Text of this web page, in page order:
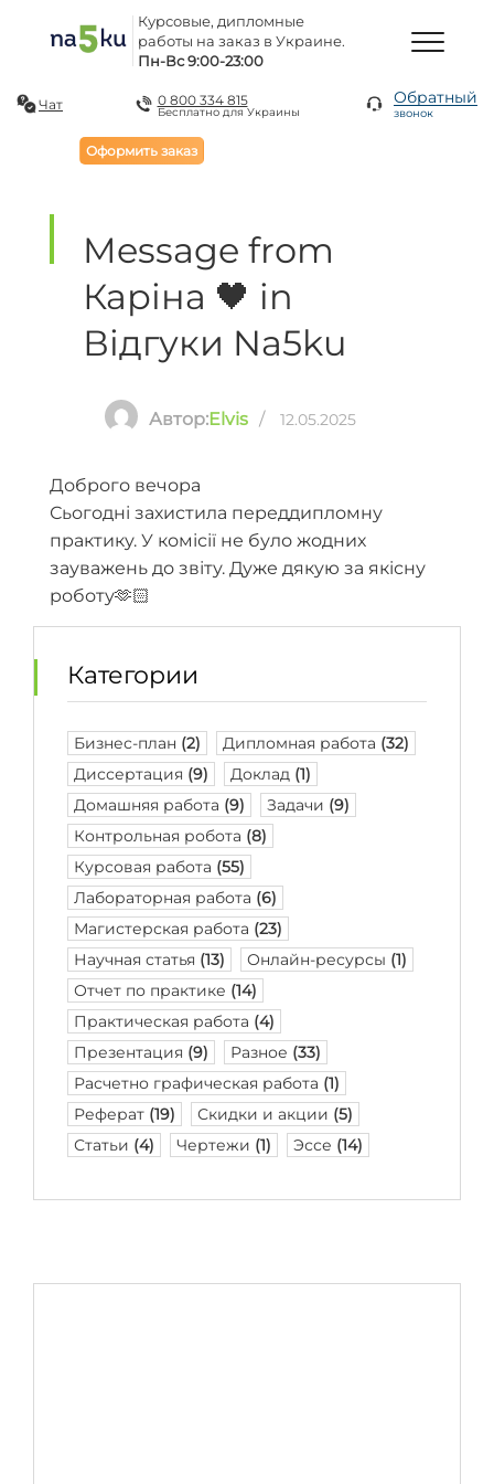
Курсовые, дипломные
работы на заказ в Украине.
Пн-Вс 9:00-23:00
Чат 0 800 334 815
Бесплатно для Украины
Обратный
звонок
Оформить заказ
Message from
Каріна 🖤 in
Відгуки Na5ku
Автор:Elvis / 12.05.2025
Доброго вечора
Сьогодні захистила переддипломну
практику. У комісії не було жодних
зауважень до звіту. Дуже дякую за якісну
роботу🫶🏻
Категории
Бизнес-план (2) Дипломная работа (32)
Диссертация (9) Доклад (1)
Домашняя работа (9) Задачи (9)
Контрольная робота (8)
Курсовая работа (55)
Лабораторная работа (6)
Магистерская работа (23)
Научная статья (13) Онлайн-ресурсы (1)
Отчет по практике (14)
Практическая работа (4)
Презентация (9) Разное (33)
Расчетно графическая работа (1)
Реферат (19) Скидки и акции (5)
Статьи (4) Чертежи (1) Эссе (14)